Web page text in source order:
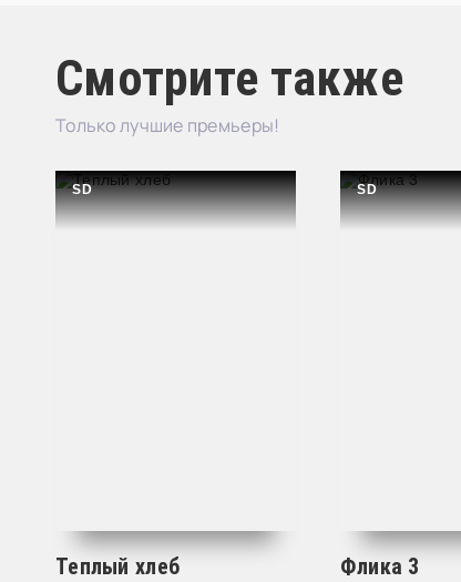
Смотрите также
Только лучшие премьеры!
SD
Теплый хлеб
SD
Флика 3